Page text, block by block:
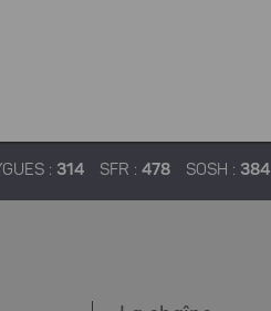
: 314 SFR : 478 SOSH : 384